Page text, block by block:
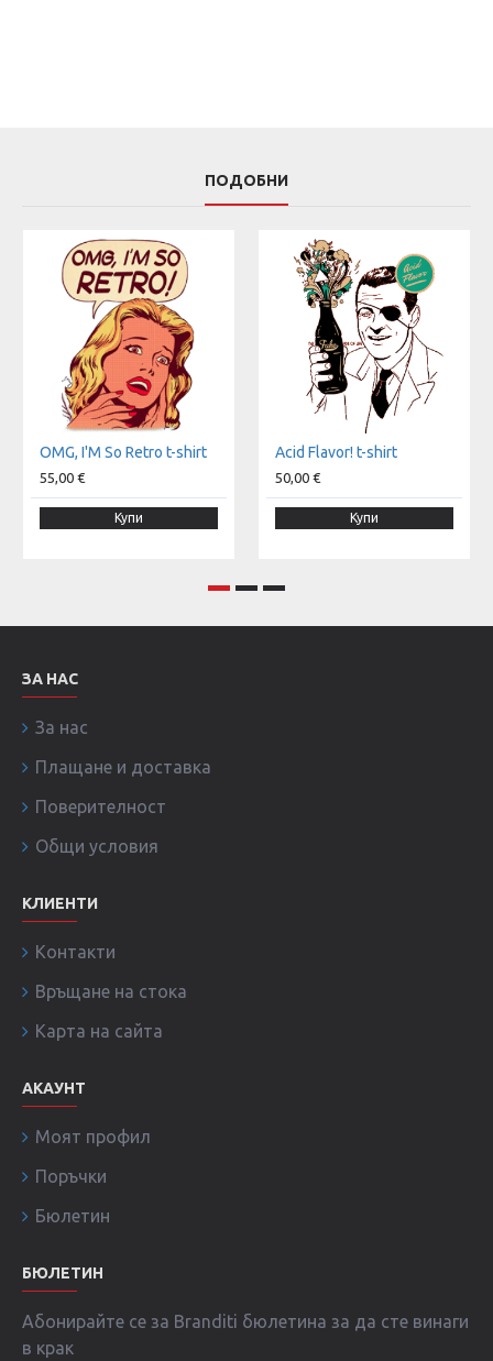
ПОДОБНИ
OMG, I'M So Retro t-shirt
55,00 €
Купи
Acid Flavor! t-shirt
50,00 €
Купи
ЗА НАС
За нас
Плащане и доставка
Поверителност
Общи условия
КЛИЕНТИ
Контакти
Връщане на стока
Карта на сайта
АКАУНТ
Моят профил
Поръчки
Бюлетин
БЮЛЕТИН
Абонирайте се за Branditi бюлетина за да сте винаги
в крак